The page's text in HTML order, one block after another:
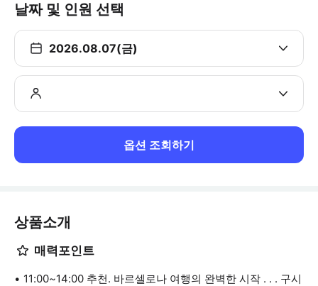
날짜 및 인원 선택
2026.08.07(금)
옵션 조회하기
상품소개
매력포인트
11:00~14:00 추천. 바르셀로나 여행의 완벽한 시작 . . . 구시